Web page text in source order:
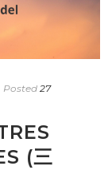
Posted 27
(三